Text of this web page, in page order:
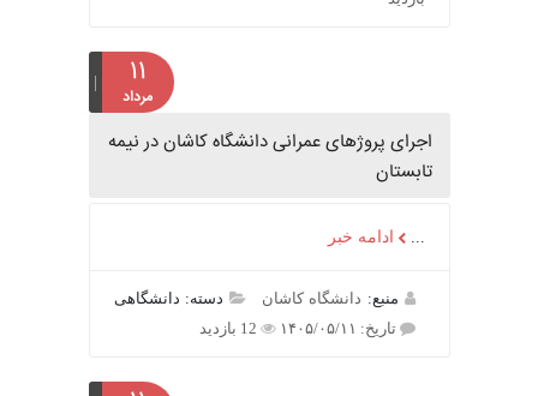
مرداد
اجرای پروژهای عمرانی دانشگاه کاشان در نیمه
تابستان
ادامه خبر
منبع:دانشگاه کاشان
دسته: دانشگاهی
تاریخ: ۱۴۰۵/۰۵/۱۱
12 بازدید